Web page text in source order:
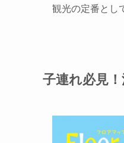
観光の定番とし
子連れ必見